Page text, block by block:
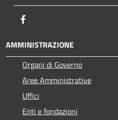
AMMINISTRAZIONE
Organi di Governo
Aree Amministrative
Uffici
Enti e fondazioni